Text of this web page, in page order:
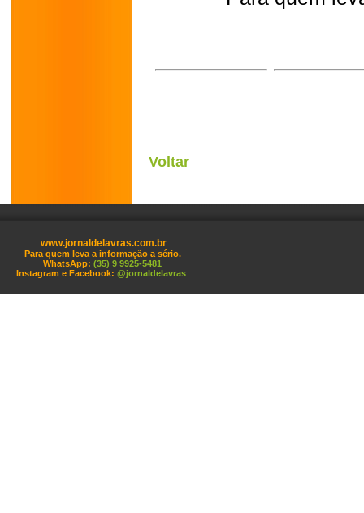
Voltar
www.jornaldelavras.com.br
Para quem leva a informação a sério.
WhatsApp: (35) 9 9925-5481
Instagram e Facebook: @jornaldelavras